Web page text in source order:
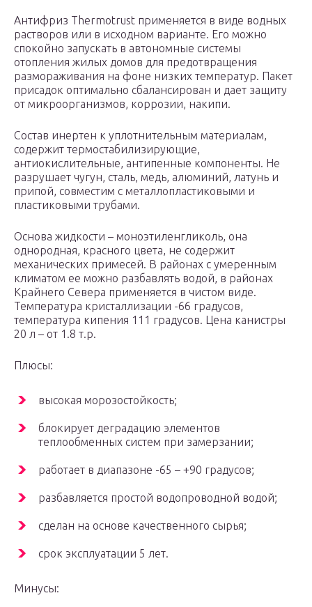
Антифриз Thermotrust применяется в виде водных
растворов или в исходном варианте. Его можно
спокойно запускать в автономные системы
отопления жилых домов для предотвращения
размораживания на фоне низких температур. Пакет
присадок оптимально сбалансирован и дает защиту
от микроорганизмов, коррозии, накипи.
Состав инертен к уплотнительным материалам,
содержит термостабилизирующие,
антиокислительные, антипенные компоненты. Не
разрушает чугун, сталь, медь, алюминий, латунь и
припой, совместим с металлопластиковыми и
пластиковыми трубами.
Основа жидкости – моноэтиленгликоль, она
однородная, красного цвета, не содержит
механических примесей. В районах с умеренным
климатом ее можно разбавлять водой, в районах
Крайнего Севера применяется в чистом виде.
Температура кристаллизации -66 градусов,
температура кипения 111 градусов. Цена канистры
20 л – от 1.8 т.р.
Плюсы:
высокая морозостойкость;
блокирует деградацию элементов
теплообменных систем при замерзании;
работает в диапазоне -65 – +90 градусов;
разбавляется простой водопроводной водой;
сделан на основе качественного сырья;
срок эксплуатации 5 лет.
Минусы: